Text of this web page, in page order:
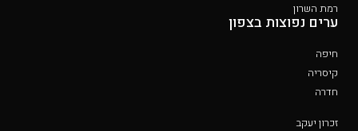
רמת השרון
ערים נפוצות בצפון
חיפה
קיסריה
חדרה
זכרון יעקב